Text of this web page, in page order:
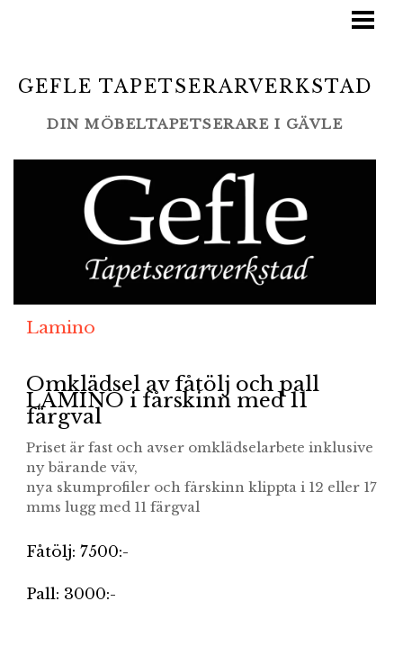
BLOGG
LAMINO/SWEDESE
LEVERANTÖRER
GEFLE TAPETSERARVERKSTAD
DIN MÖBELTAPETSERARE I GÄVLE
Lamino
Omklädsel av fåtölj och pall
LAMINO i fårskinn med 11
färgval
Priset är fast och avser omklädselarbete inklusive
ny bärande väv,
nya skumprofiler och fårskinn klippta i 12 eller 17
mms lugg med 11 färgval
Fåtölj: 7500:-
Pall: 3000:-